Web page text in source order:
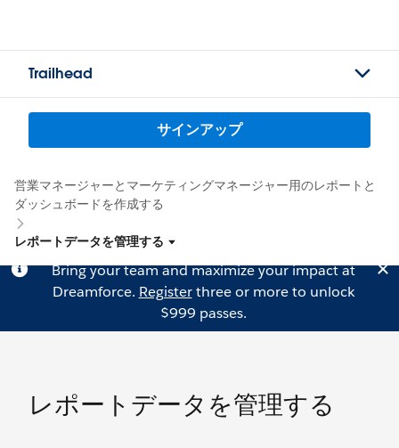
Trailhead
サインアップ
営業マネージャーとマーケティングマネージャー用のレポートと
ダッシュボードを作成する
レポートデータを管理する
Bring your team and maximize your impact at
Dreamforce. Registerthree or more to unlock
$999 passes.
レポートデータを管理する